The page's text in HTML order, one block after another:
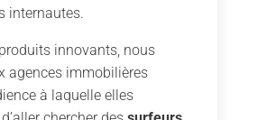
internautes.
innovants, nous
agences immobilières
à laquelle elles